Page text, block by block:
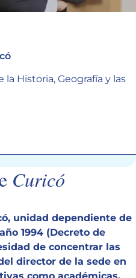
Historia, Geografía y las
Curicó
unidad dependiente de
1994 (Decreto de
de concentrar las
director de la sede en